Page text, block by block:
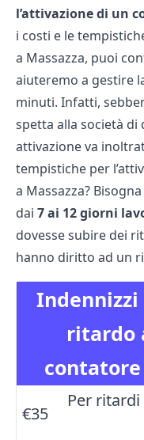
l’attivazione di un
i costi e le
a Massazza, puoi
aiuteremo a gestire
minuti. Infatti,
spetta alla società
attivazione va
tempistiche per
a Massazza?
dai 7 ai 12 giorni
dovesse subire dei
hanno diritto ad un
ritardo
contatore
€35
Per